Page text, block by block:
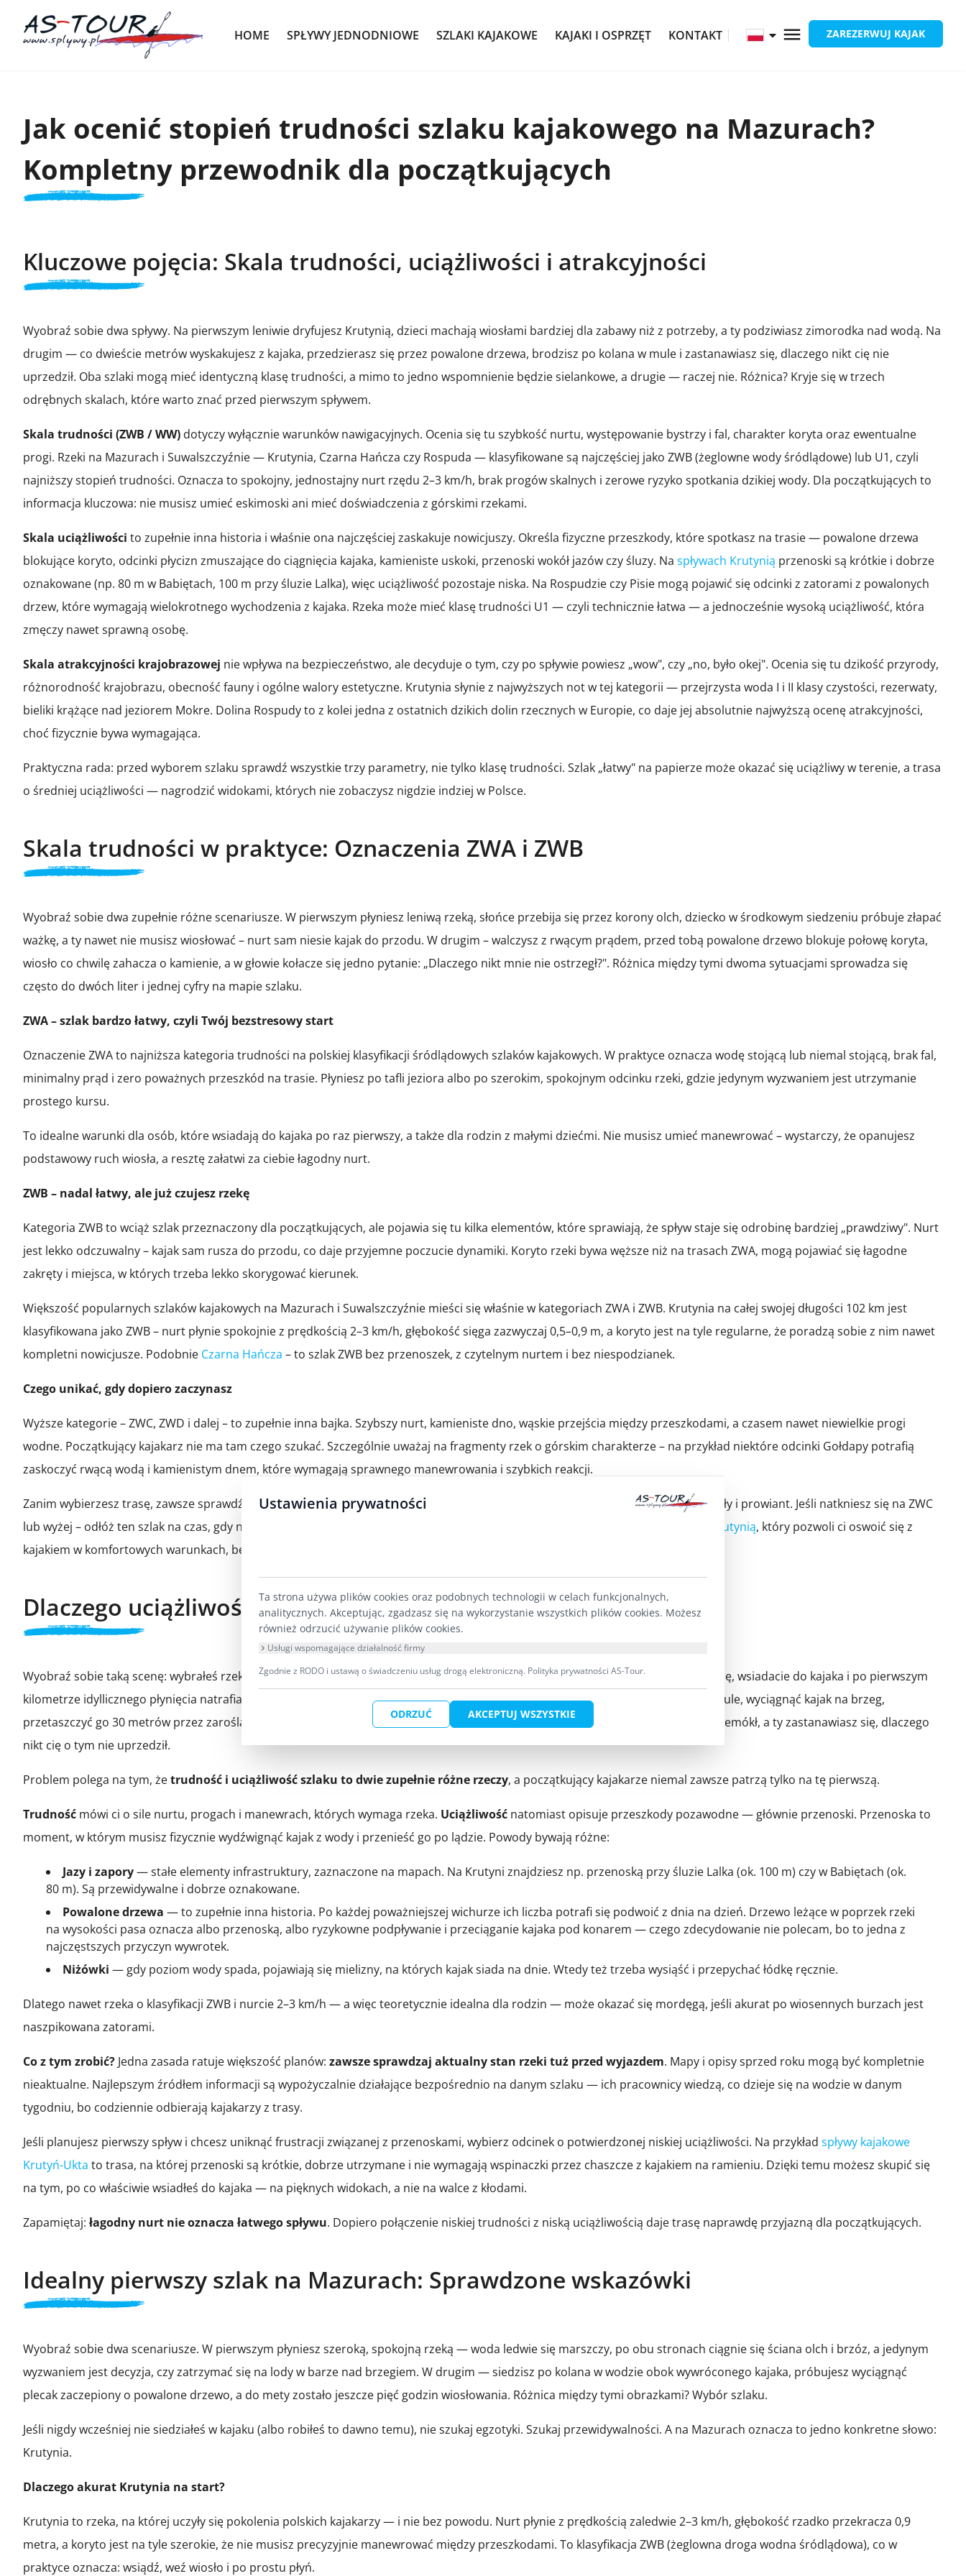
HOME SPŁYWY JEDNODNIOWE SZLAKI KAJAKOWE KAJAKI I OSPRZĘT KONTAKT ZAREZERWUJ KAJAK
Jak ocenić stopień trudności szlaku kajakowego na Mazurach?
Kompletny przewodnik dla początkujących
Kluczowe pojęcia: Skala trudności, uciążliwości i atrakcyjności
Wyobraź sobie dwa spływy. Na pierwszym leniwie dryfujesz Krutynią, dzieci machają wiosłami bardziej dla zabawy niż z potrzeby, a ty podziwiasz zimorodka nad wodą. Na
drugim — co dwieście metrów wyskakujesz z kajaka, przedzierasz się przez powalone drzewa, brodzisz po kolana w mule i zastanawiasz się, dlaczego nikt cię nie
uprzedził. Oba szlaki mogą mieć identyczną klasę trudności, a mimo to jedno wspomnienie będzie sielankowe, a drugie — raczej nie. Różnica? Kryje się w trzech
odrębnych skalach, które warto znać przed pierwszym spływem.
Skala trudności (ZWB / WW) dotyczy wyłącznie warunków nawigacyjnych. Ocenia się tu szybkość nurtu, występowanie bystrzy i fal, charakter koryta oraz ewentualne
progi. Rzeki na Mazurach i Suwalszczyźnie — Krutynia, Czarna Hańcza czy Rospuda — klasyfikowane są najczęściej jako ZWB (żeglowne wody śródlądowe) lub U1, czyli
najniższy stopień trudności. Oznacza to spokojny, jednostajny nurt rzędu 2–3 km/h, brak progów skalnych i zerowe ryzyko spotkania dzikiej wody. Dla początkujących to
informacja kluczowa: nie musisz umieć eskimoski ani mieć doświadczenia z górskimi rzekami.
Skala uciążliwości to zupełnie inna historia i właśnie ona najczęściej zaskakuje nowicjuszy. Określa fizyczne przeszkody, które spotkasz na trasie — powalone drzewa
blokujące koryto, odcinki płycizn zmuszające do ciągnięcia kajaka, kamieniste uskoki, przenoski wokół jazów czy śluzy. Na spływach Krutynią przenoski są krótkie i dobrze
oznakowane (np. 80 m w Babiętach, 100 m przy śluzie Lalka), więc uciążliwość pozostaje niska. Na Rospudzie czy Pisie mogą pojawić się odcinki z zatorami z powalonych
drzew, które wymagają wielokrotnego wychodzenia z kajaka. Rzeka może mieć klasę trudności U1 — czyli technicznie łatwa — a jednocześnie wysoką uciążliwość, która
zmęczy nawet sprawną osobę.
Skala atrakcyjności krajobrazowej nie wpływa na bezpieczeństwo, ale decyduje o tym, czy po spływie powiesz „wow", czy „no, było okej". Ocenia się tu dzikość przyrody,
różnorodność krajobrazu, obecność fauny i ogólne walory estetyczne. Krutynia słynie z najwyższych not w tej kategorii — przejrzysta woda I i II klasy czystości, rezerwaty,
bieliki krążące nad jeziorem Mokre. Dolina Rospudy to z kolei jedna z ostatnich dzikich dolin rzecznych w Europie, co daje jej absolutnie najwyższą ocenę atrakcyjności,
choć fizycznie bywa wymagająca.
Praktyczna rada: przed wyborem szlaku sprawdź wszystkie trzy parametry, nie tylko klasę trudności. Szlak „łatwy" na papierze może okazać się uciążliwy w terenie, a trasa
o średniej uciążliwości — nagrodzić widokami, których nie zobaczysz nigdzie indziej w Polsce.
Skala trudności w praktyce: Oznaczenia ZWA i ZWB
Wyobraź sobie dwa zupełnie różne scenariusze. W pierwszym płyniesz leniwą rzeką, słońce przebija się przez korony olch, dziecko w środkowym siedzeniu próbuje złapać
ważkę, a ty nawet nie musisz wiosłować – nurt sam niesie kajak do przodu. W drugim – walczysz z rwącym prądem, przed tobą powalone drzewo blokuje połowę koryta,
wiosło co chwilę zahacza o kamienie, a w głowie kołacze się jedno pytanie: „Dlaczego nikt mnie nie ostrzegł?". Różnica między tymi dwoma sytuacjami sprowadza się
często do dwóch liter i jednej cyfry na mapie szlaku.
ZWA – szlak bardzo łatwy, czyli Twój bezstresowy start
Oznaczenie ZWA to najniższa kategoria trudności na polskiej klasyfikacji śródlądowych szlaków kajakowych. W praktyce oznacza wodę stojącą lub niemal stojącą, brak fal,
minimalny prąd i zero poważnych przeszkód na trasie. Płyniesz po tafli jeziora albo po szerokim, spokojnym odcinku rzeki, gdzie jedynym wyzwaniem jest utrzymanie
prostego kursu.
To idealne warunki dla osób, które wsiadają do kajaka po raz pierwszy, a także dla rodzin z małymi dziećmi. Nie musisz umieć manewrować – wystarczy, że opanujesz
podstawowy ruch wiosła, a resztę załatwi za ciebie łagodny nurt.
ZWB – nadal łatwy, ale już czujesz rzekę
Kategoria ZWB to wciąż szlak przeznaczony dla początkujących, ale pojawia się tu kilka elementów, które sprawiają, że spływ staje się odrobinę bardziej „prawdziwy". Nurt
jest lekko odczuwalny – kajak sam rusza do przodu, co daje przyjemne poczucie dynamiki. Koryto rzeki bywa węższe niż na trasach ZWA, mogą pojawiać się łagodne
zakręty i miejsca, w których trzeba lekko skorygować kierunek.
Większość popularnych szlaków kajakowych na Mazurach i Suwalszczyźnie mieści się właśnie w kategoriach ZWA i ZWB. Krutynia na całej swojej długości 102 km jest
klasyfikowana jako ZWB – nurt płynie spokojnie z prędkością 2–3 km/h, głębokość sięga zazwyczaj 0,5–0,9 m, a koryto jest na tyle regularne, że poradzą sobie z nim nawet
kompletni nowicjusze. Podobnie Czarna Hańcza – to szlak ZWB bez przenoszek, z czytelnym nurtem i bez niespodzianek.
Czego unikać, gdy dopiero zaczynasz
Wyższe kategorie – ZWC, ZWD i dalej – to zupełnie inna bajka. Szybszy nurt, kamieniste dno, wąskie przejścia między przeszkodami, a czasem nawet niewielkie progi
wodne. Początkujący kajakarz nie ma tam czego szukać. Szczególnie uważaj na fragmenty rzek o górskim charakterze – na przykład niektóre odcinki Gołdapy potrafią
zaskoczyć rwącą wodą i kamienistym dnem, które wymagają sprawnego manewrowania i szybkich reakcji.
Zanim wybierzesz trasę, zawsze sprawdź jej klasyfikację. Jeśli widzisz oznaczenie ZWA lub ZWB – możesz spokojnie pakować sandały i prowiant. Jeśli natkniesz się na ZWC
lub wyżej – odłóż ten szlak na czas, gdy nabierzesz doświadczenia. Na początek znacznie lepiej sprawdzi się
spływ jednodniowy Krutynią, który pozwoli ci oswoić się z
kajakiem w komfortowych warunkach, bez presji i ryzyka.
Dlaczego uciążliwość rzeki niszczy plany nowicjuszom?
Wyobraź sobie taką scenę: wybrałeś rzekę o klasie ZWB, sprawdziłeś, że nurt jest spokojny, a trudność minimalna. Pakujesz rodzinę, wsiadacie do kajaka i po pierwszym
kilometrze idyllicznego płynięcia natrafiasz na potężny konar dębu blokujący całą szerokość koryta. Musisz wysiąść po kolana w mule, wyciągnąć kajak na brzeg,
przetaszczyć go 30 metrów przez zarośla — a potem powtórzyć to jeszcze cztery razy do końca etapu. Dzieciaki płaczą, plecak przemókł, a ty zastanawiasz się, dlaczego
nikt cię o tym nie uprzedził.
Problem polega na tym, żetrudność i uciążliwość szlaku to dwie zupełnie różne rzeczy, a początkujący kajakarze niemal zawsze patrzą tylko na tę pierwszą.
Trudność mówi ci o sile nurtu, progach i manewrach, których wymaga rzeka. Uciążliwość natomiast opisuje przeszkody pozawodne — głównie przenoski. Przenoska to
moment, w którym musisz fizycznie wydźwignąć kajak z wody i przenieść go po lądzie. Powody bywają różne:
Jazy i zapory— stałe elementy infrastruktury, zaznaczone na mapach. Na Krutyni znajdziesz np. przenoską przy śluzie Lalka (ok. 100 m) czy w Babiętach (ok.
80 m). Są przewidywalne i dobrze oznakowane.
Powalone drzewa — to zupełnie inna historia. Po każdej poważniejszej wichurze ich liczba potrafi się podwoić z dnia na dzień. Drzewo leżące w poprzek rzeki
na wysokości pasa oznacza albo przenoską, albo ryzykowne podpływanie i przeciąganie kajaka pod konarem — czego zdecydowanie nie polecam, bo to jedna z
najczęstszych przyczyn wywrotek.
Niżówki — gdy poziom wody spada, pojawiają się mielizny, na których kajak siada na dnie. Wtedy też trzeba wysiąść i przepychać łódkę ręcznie.
Dlatego nawet rzeka o klasyfikacji ZWB i nurcie 2–3 km/h — a więc teoretycznie idealna dla rodzin — może okazać się mordęgą, jeśli akurat po wiosennych burzach jest
naszpikowana zatorami.
Co z tym zrobić? Jedna zasada ratuje większość planów: zawsze sprawdzaj aktualny stan rzeki tuż przed wyjazdem. Mapy i opisy sprzed roku mogą być kompletnie
nieaktualne. Najlepszym źródłem informacji są wypożyczalnie działające bezpośrednio na danym szlaku — ich pracownicy wiedzą, co dzieje się na wodzie w danym
tygodniu, bo codziennie odbierają kajakarzy z trasy.
Jeśli planujesz pierwszy spływ i chcesz uniknąć frustracji związanej z przenoskami, wybierz odcinek o potwierdzonej niskiej uciążliwości. Na przykład spływy kajakowe
Krutyń-Ukta to trasa, na której przenoski są krótkie, dobrze utrzymane i nie wymagają wspinaczki przez chaszcze z kajakiem na ramieniu. Dzięki temu możesz skupić się
na tym, po co właściwie wsiadłeś do kajaka — na pięknych widokach, a nie na walce z kłodami.
Zapamiętaj: łagodny nurt nie oznacza łatwego spływu. Dopiero połączenie niskiej trudności z niską uciążliwością daje trasę naprawdę przyjazną dla początkujących.
Idealny pierwszy szlak na Mazurach: Sprawdzone wskazówki
Wyobraź sobie dwa scenariusze. W pierwszym płyniesz szeroką, spokojną rzeką — woda ledwie się marszczy, po obu stronach ciągnie się ściana olch i brzóz, a jedynym
wyzwaniem jest decyzja, czy zatrzymać się na lody w barze nad brzegiem. W drugim — siedzisz po kolana w wodzie obok wywróconego kajaka, próbujesz wyciągnąć
plecak zaczepiony o powalone drzewo, a do mety zostało jeszcze pięć godzin wiosłowania. Różnica między tymi obrazkami? Wybór szlaku.
Jeśli nigdy wcześniej nie siedziałeś w kajaku (albo robiłeś to dawno temu), nie szukaj egzotyki. Szukaj przewidywalności. A na Mazurach oznacza to jedno konkretne słowo:
Krutynia.
Dlaczego akurat Krutynia na start?
Krutynia to rzeka, na której uczyły się pokolenia polskich kajakarzy — i nie bez powodu. Nurt płynie z prędkością zaledwie 2–3 km/h, głębokość rzadko przekracza 0,9
metra, a koryto jest na tyle szerokie, że nie musisz precyzyjnie manewrować między przeszkodami. To klasyfikacja ZWB (żeglowna droga wodna śródlądowa), co w
praktyce oznacza: wsiądź, weź wiosło i po prostu płyń.
Ustawienia prywatności
Ta strona używa plików cookies oraz podobnych technologii w celach funkcjonalnych,
analitycznych. Akceptując, zgadzasz się na wykorzystanie wszystkich plików cookies. Możesz
również odrzucić używanie plików cookies.
Usługi wspomagające działalność firmy
Zgodnie z RODO i ustawą o świadczeniu usług drogą elektroniczną. Polityka prywatności AS-Tour.
ODRZUĆ AKCEPTUJ WSZYSTKIE